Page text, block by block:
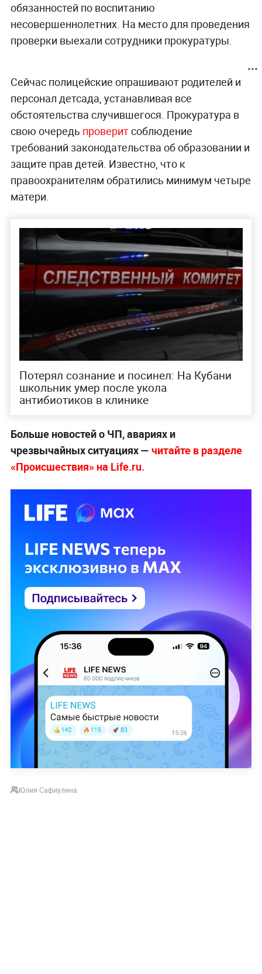
обязанностей по воспитанию
несовершеннолетних. На место для проведения
проверки выехали сотрудники прокуратуры.
Сейчас полицейские опрашивают родителей и
персонал детсада, устанавливая все
обстоятельства случившегося. Прокуратура в
свою очередь проверитсоблюдение
требований законодательства об образовании и
защите прав детей. Известно, что к
правоохранителям обратились минимум четыре
матери.
Потерял сознание и посинел: На Кубани
школьник умер после укола
антибиотиков в клинике
Больше новостей о ЧП, авариях и
чрезвычайных ситуациях — читайте в разделе
«Происшествия» на Life.ru.
Юлия Сафиулина